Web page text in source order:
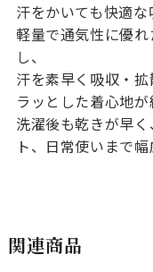
汗をかいても快適な
軽量で通気性に優
し、
汗を素早く吸収・
ラッとした着心地が
洗濯後も乾きが早
ト、日常使いまで幅
関連商品